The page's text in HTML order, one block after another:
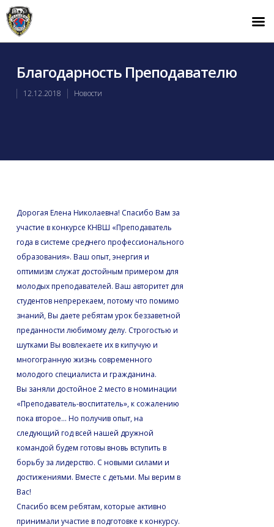
Благодарность Преподавателю
12.12.2018 Новости
Дорогая Елена Николаевна! Спасибо Вам за
участие в конкурсе КНВШ «Преподаватель
года в системе среднего профессионального
образования». Ваш опыт, энергия и
оптимизм служат достойным примером для
молодых преподавателей. Ваш авторитет для
студентов непререкаем, потому что помимо
знаний, Вы даете ребятам урок беззаветной
преданности любимому делу. Строгостью и
шутками Вы вовлекаете их в кипучую и
многогранную жизнь современного
молодого специалиста и гражданина.
Вы заняли достойное 2 место в номинации
«Преподаватель-воспитатель», к сожалению
пока второе… Но получив опыт, на
следующий год всей нашей дружной
командой будем готовы вновь вступить в
борьбу за лидерство. С новыми силами и
достижениями. Вместе с детьми. Мы верим в
Вас!
Спасибо всем ребятам, которые активно
принимали участие в подготовке к конкурсу.